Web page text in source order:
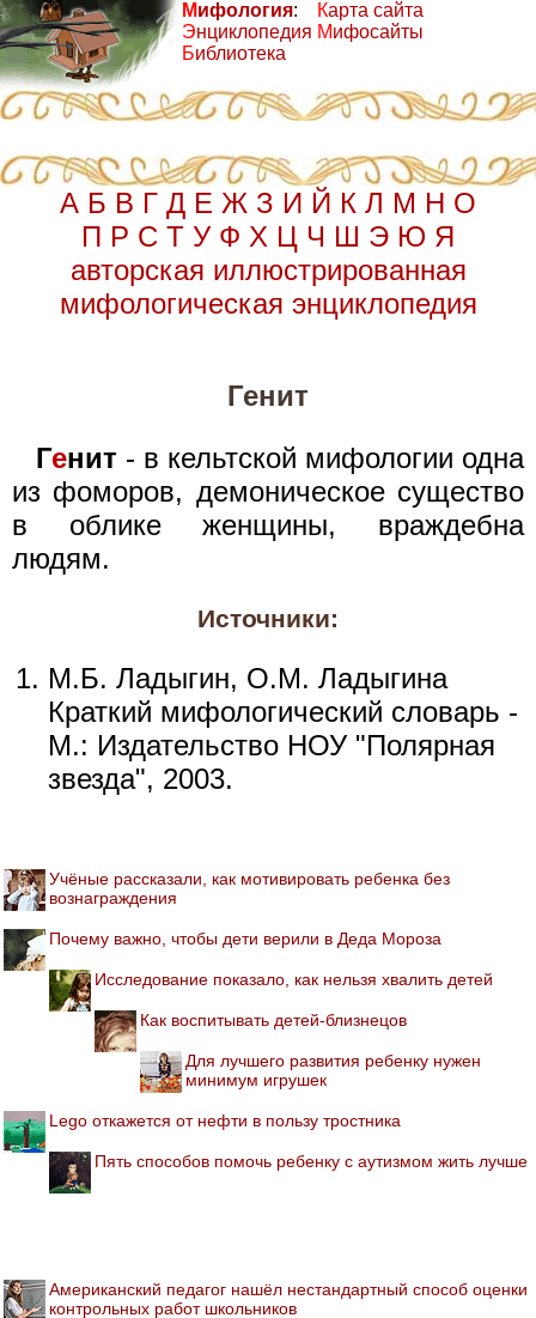
Мифология:
Энциклопедия
Библиотека
Карта сайта
Мифосайты
А Б В Г Д Е Ж З И Й К Л М Н О
П Р С Т У Ф Х Ц Ч Ш Э Ю Я
авторская иллюстрированная
мифологическая энциклопедия
Генит
Генит - в кельтской мифологии одна
из фоморов, демоническое существо
в облике женщины, враждебна
людям.
Источники:
М.Б. Ладыгин, О.М. Ладыгина
Краткий мифологический словарь -
М.: Издательство НОУ "Полярная
звезда", 2003.
Учёные рассказали, как мотивировать ребенка без
вознаграждения
Почему важно, чтобы дети верили в Деда Мороза
Исследование показало, как нельзя хвалить детей
Как воспитывать детей-близнецов
Для лучшего развития ребенку нужен
минимум игрушек
Lego откажется от нефти в пользу тростника
Пять способов помочь ребенку с аутизмом жить лучше
Американский педагог нашёл нестандартный способ оценки
контрольных работ школьников